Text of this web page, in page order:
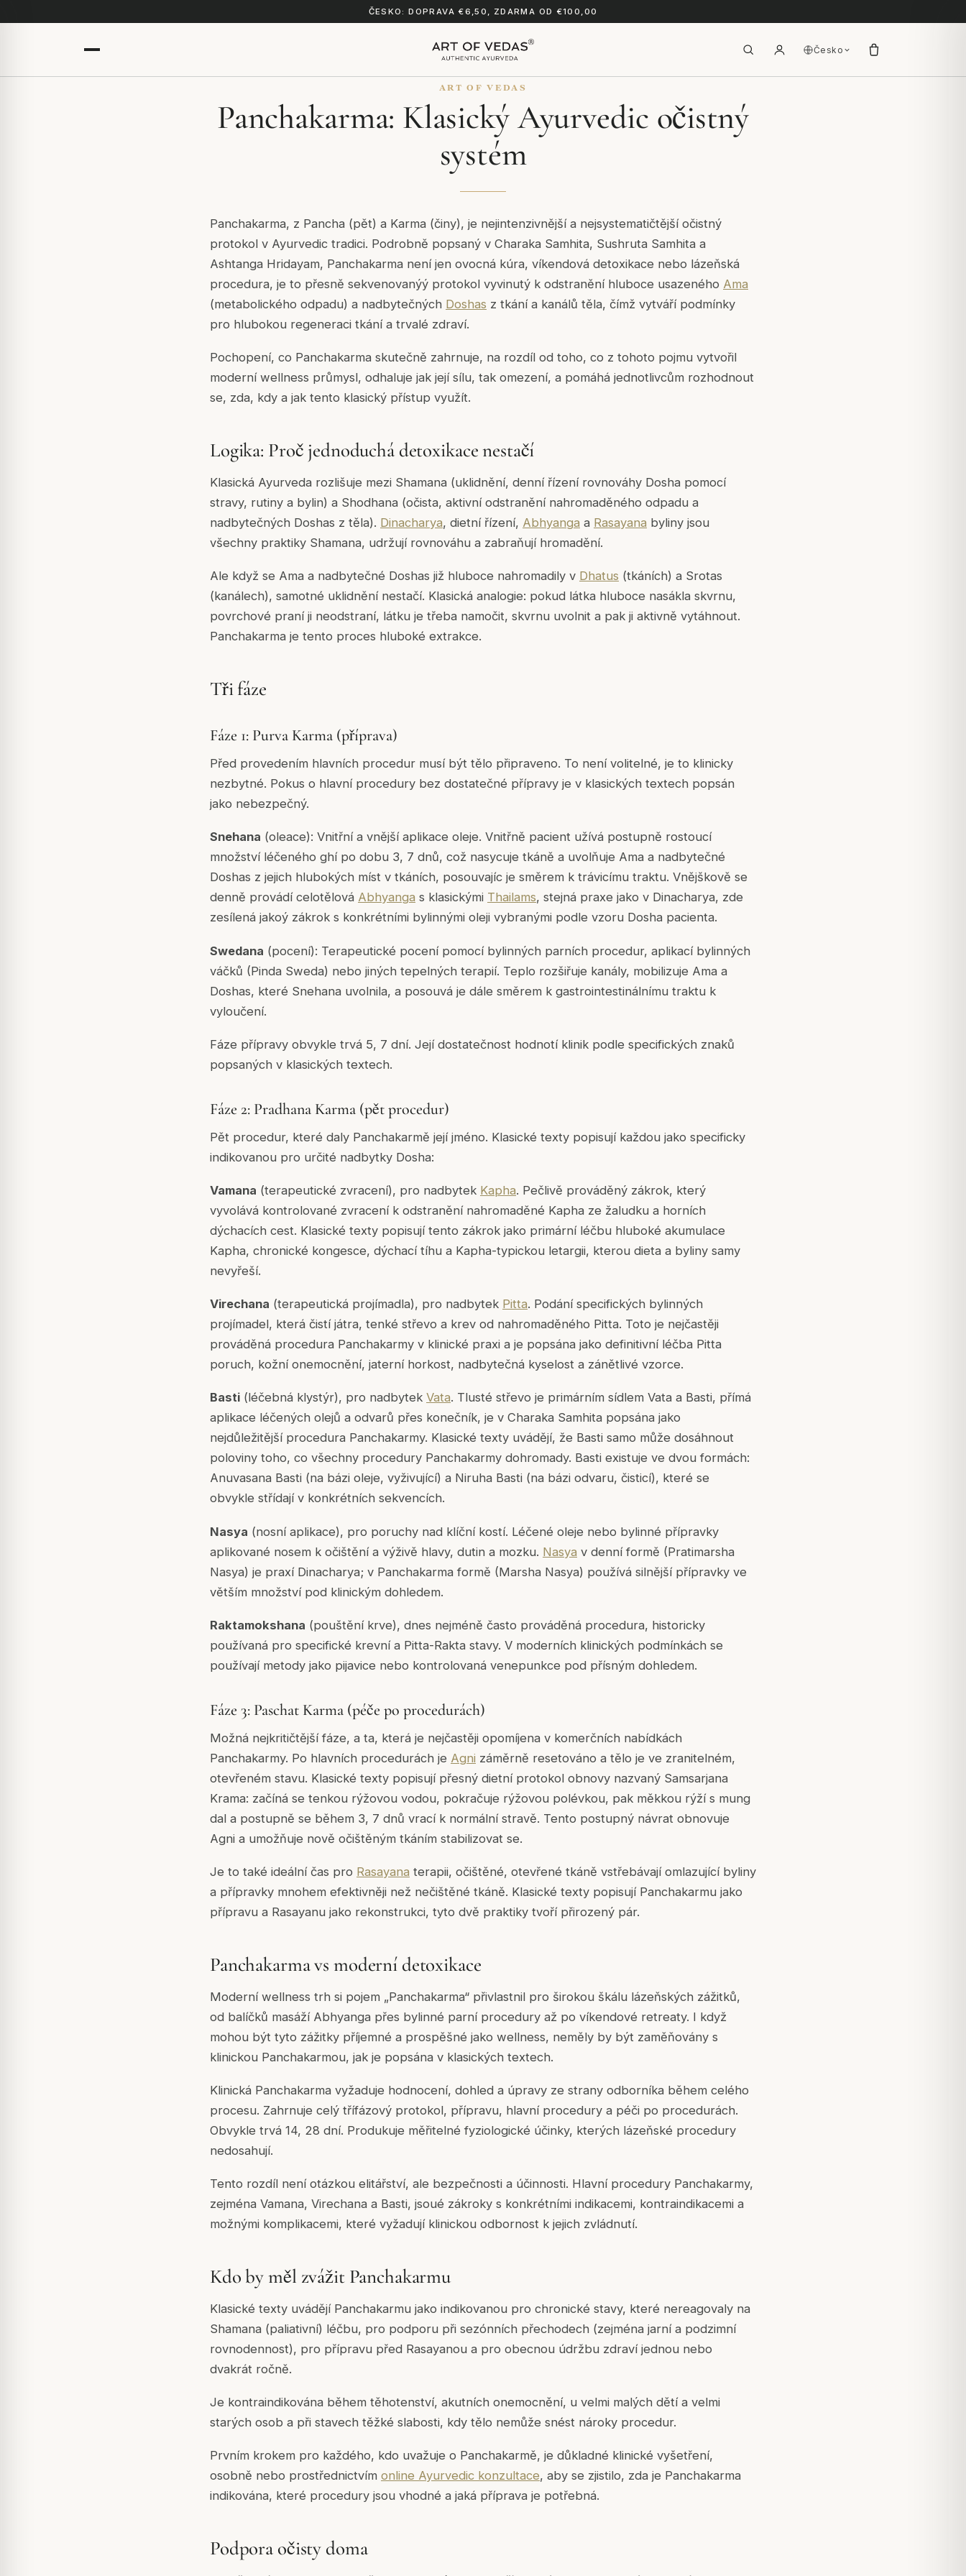
ČESKO: DOPRAVA €6,50, ZDARMA OD €100,00
Česko
ART OF VEDAS
Panchakarma: Klasický Ayurvedic očistný
systém
Panchakarma, z Pancha (pět) a Karma (činy), je nejintenzivnější a nejsystematičtější očistný
protokol v Ayurvedic tradici. Podrobně popsaný v Charaka Samhita, Sushruta Samhita a
Ashtanga Hridayam, Panchakarma není jen ovocná kúra, víkendová detoxikace nebo lázeňská
procedura, je to přesně sekvenovanýý protokol vyvinutý k odstranění hluboce usazeného Ama
(metabolického odpadu) a nadbytečných Doshas z tkání a kanálů těla, čímž vytváří podmínky
pro hlubokou regeneraci tkání a trvalé zdraví.
Pochopení, co Panchakarma skutečně zahrnuje, na rozdíl od toho, co z tohoto pojmu vytvořil
moderní wellness průmysl, odhaluje jak její sílu, tak omezení, a pomáhá jednotlivcům rozhodnout
se, zda, kdy a jak tento klasický přístup využít.
Logika: Proč jednoduchá detoxikace nestačí
Klasická Ayurveda rozlišuje mezi Shamana (uklidnění, denní řízení rovnováhy Dosha pomocí
stravy, rutiny a bylin) a Shodhana (očista, aktivní odstranění nahromaděného odpadu a
nadbytečných Doshas z těla). Dinacharya, dietní řízení, Abhyanga a Rasayana byliny jsou
všechny praktiky Shamana, udržují rovnováhu a zabraňují hromadění.
Ale když se Ama a nadbytečné Doshas již hluboce nahromadily v Dhatus (tkáních) a Srotas
(kanálech), samotné uklidnění nestačí. Klasická analogie: pokud látka hluboce nasákla skvrnu,
povrchové praní ji neodstraní, látku je třeba namočit, skvrnu uvolnit a pak ji aktivně vytáhnout.
Panchakarma je tento proces hluboké extrakce.
Tři fáze
Fáze 1: Purva Karma (příprava)
Před provedením hlavních procedur musí být tělo připraveno. To není volitelné, je to klinicky
nezbytné. Pokus o hlavní procedury bez dostatečné přípravy je v klasických textech popsán
jako nebezpečný.
Snehana (oleace): Vnitřní a vnější aplikace oleje. Vnitřně pacient užívá postupně rostoucí
množství léčeného ghí po dobu 3, 7 dnů, což nasycuje tkáně a uvolňuje Ama a nadbytečné
Doshas z jejich hlubokých míst v tkáních, posouvajíc je směrem k trávicímu traktu. Vnějškově se
denně provádí celotělová Abhyanga s klasickými Thailams, stejná praxe jako v Dinacharya, zde
zesílená jakoý zákrok s konkrétními bylinnými oleji vybranými podle vzoru Dosha pacienta.
Swedana (pocení): Terapeutické pocení pomocí bylinných parních procedur, aplikací bylinných
váčků (Pinda Sweda) nebo jiných tepelných terapií. Teplo rozšiřuje kanály, mobilizuje Ama a
Doshas, které Snehana uvolnila, a posouvá je dále směrem k gastrointestinálnímu traktu k
vyloučení.
Fáze přípravy obvykle trvá 5, 7 dní. Její dostatečnost hodnotí klinik podle specifických znaků
popsaných v klasických textech.
Fáze 2: Pradhana Karma (pět procedur)
Pět procedur, které daly Panchakarmě její jméno. Klasické texty popisují každou jako specificky
indikovanou pro určité nadbytky Dosha:
Vamana (terapeutické zvracení), pro nadbytek Kapha. Pečlivě prováděný zákrok, který
vyvolává kontrolované zvracení k odstranění nahromaděné Kapha ze žaludku a horních
dýchacích cest. Klasické texty popisují tento zákrok jako primární léčbu hluboké akumulace
Kapha, chronické kongesce, dýchací tíhu a Kapha-typickou letargii, kterou dieta a byliny samy
nevyřeší.
Virechana (terapeutická projímadla), pro nadbytek Pitta. Podání specifických bylinných
projímadel, která čistí játra, tenké střevo a krev od nahromaděného Pitta. Toto je nejčastěji
prováděná procedura Panchakarmy v klinické praxi a je popsána jako definitivní léčba Pitta
poruch, kožní onemocnění, jaterní horkost, nadbytečná kyselost a zánětlivé vzorce.
Basti (léčebná klystýr), pro nadbytek Vata. Tlusté střevo je primárním sídlem Vata a Basti, přímá
aplikace léčených olejů a odvarů přes konečník, je v Charaka Samhita popsána jako
nejdůležitější procedura Panchakarmy. Klasické texty uvádějí, že Basti samo může dosáhnout
poloviny toho, co všechny procedury Panchakarmy dohromady. Basti existuje ve dvou formách:
Anuvasana Basti (na bázi oleje, vyživující) a Niruha Basti (na bázi odvaru, čisticí), které se
obvykle střídají v konkrétních sekvencích.
Nasya (nosní aplikace), pro poruchy nad klíční kostí. Léčené oleje nebo bylinné přípravky
aplikované nosem k očištění a výživě hlavy, dutin a mozku. Nasya v denní formě (Pratimarsha
Nasya) je praxí Dinacharya; v Panchakarma formě (Marsha Nasya) používá silnější přípravky ve
větším množství pod klinickým dohledem.
Raktamokshana (pouštění krve), dnes nejméně často prováděná procedura, historicky
používaná pro specifické krevní a Pitta-Rakta stavy. V moderních klinických podmínkách se
používají metody jako pijavice nebo kontrolovaná venepunkce pod přísným dohledem.
Fáze 3: Paschat Karma (péče po procedurách)
Možná nejkritičtější fáze, a ta, která je nejčastěji opomíjena v komerčních nabídkách
Panchakarmy. Po hlavních procedurách je Agni záměrně resetováno a tělo je ve zranitelném,
otevřeném stavu. Klasické texty popisují přesný dietní protokol obnovy nazvaný Samsarjana
Krama: začíná se tenkou rýžovou vodou, pokračuje rýžovou polévkou, pak měkkou rýží s mung
dal a postupně se během 3, 7 dnů vrací k normální stravě. Tento postupný návrat obnovuje
Agni a umožňuje nově očištěným tkáním stabilizovat se.
Je to také ideální čas pro Rasayana terapii, očištěné, otevřené tkáně vstřebávají omlazující byliny
a přípravky mnohem efektivněji než nečištěné tkáně. Klasické texty popisují Panchakarmu jako
přípravu a Rasayanu jako rekonstrukci, tyto dvě praktiky tvoří přirozený pár.
Panchakarma vs moderní detoxikace
Moderní wellness trh si pojem „Panchakarma“ přivlastnil pro širokou škálu lázeňských zážitků,
od balíčků masáží Abhyanga přes bylinné parní procedury až po víkendové retreaty. I když
mohou být tyto zážitky příjemné a prospěšné jako wellness, neměly by být zaměňovány s
klinickou Panchakarmou, jak je popsána v klasických textech.
Klinická Panchakarma vyžaduje hodnocení, dohled a úpravy ze strany odborníka během celého
procesu. Zahrnuje celý třífázový protokol, přípravu, hlavní procedury a péči po procedurách.
Obvykle trvá 14, 28 dní. Produkuje měřitelné fyziologické účinky, kterých lázeňské procedury
nedosahují.
Tento rozdíl není otázkou elitářství, ale bezpečnosti a účinnosti. Hlavní procedury Panchakarmy,
zejména Vamana, Virechana a Basti, jsoué zákroky s konkrétními indikacemi, kontraindikacemi a
možnými komplikacemi, které vyžadují klinickou odbornost k jejich zvládnutí.
Kdo by měl zvážit Panchakarmu
Klasické texty uvádějí Panchakarmu jako indikovanou pro chronické stavy, které nereagovaly na
Shamana (paliativní) léčbu, pro podporu při sezónních přechodech (zejména jarní a podzimní
rovnodennost), pro přípravu před Rasayanou a pro obecnou údržbu zdraví jednou nebo
dvakrát ročně.
Je kontraindikována během těhotenství, akutních onemocnění, u velmi malých dětí a velmi
starých osob a při stavech těžké slabosti, kdy tělo nemůže snést nároky procedur.
Prvním krokem pro každého, kdo uvažuje o Panchakarmě, je důkladné klinické vyšetření,
osobně nebo prostřednictvím online Ayurvedic konzultace, aby se zjistilo, zda je Panchakarma
indikována, které procedury jsou vhodné a jaká příprava je potřebná.
Podpora očisty doma